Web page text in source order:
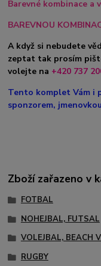
Barevné kombinace
BAREVNOU
A když si nebudete
zeptat tak prosím
volejte na +420 737
Tento komplet Vám i
sponzorem,
Zboží zařazeno v
FOTBAL
NOHEJBAL, FUTSAL
VOLEJBAL, BEACH
RUGBY